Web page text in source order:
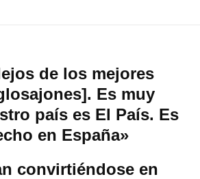
de los mejores
Es muy
país es El País. Es
en España»
convirtiéndose en